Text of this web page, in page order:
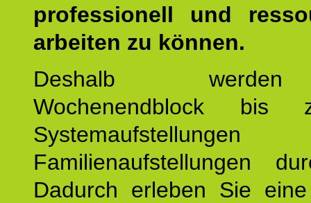
professionell und
arbeiten zu können.
Deshalb
Wochenendblock bis
Familienaufstellungen
Dadurch erleben Sie